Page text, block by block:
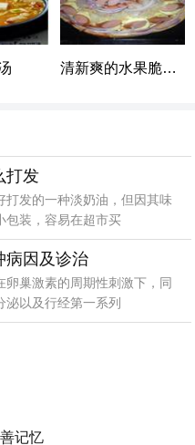
清新爽的水果脆皮肠披萨
打发
打发的一种淡奶油，但因其味
包装，容易在超市买
病因及诊治
卵巢激素的周期性刺激下，同
泌以及行经第一系列
记忆